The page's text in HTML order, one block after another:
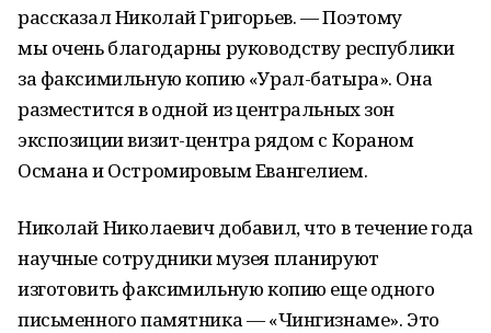
рассказал Николай Григорьев. — Поэтому
мы очень благодарны руководству республики
за факсимильную копию «Урал-батыра». Она
разместится в одной из центральных зон
экспозиции визит-центра рядом с Кораном
Османа и Остромировым Евангелием.
Николай Николаевич добавил, что в течение года
научные сотрудники музея планируют
изготовить факсимильную копию еще одного
письменного памятника — «Чингизнаме». Это